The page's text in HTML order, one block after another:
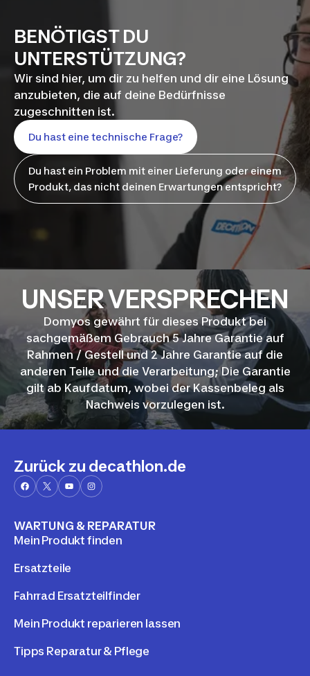
BENÖTIGST DU
UNTERSTÜTZUNG?
Wir sind hier, um dir zu helfen und dir eine Lösung
anzubieten, die auf deine Bedürfnisse
zugeschnitten ist.
Du hast eine technische Frage?
Du hast ein Problem mit einer Lieferung oder einem
Produkt, das nicht deinen Erwartungen entspricht?
UNSER VERSPRECHEN
Domyos gewährt für dieses Produkt bei
sachgemäßem Gebrauch 5 Jahre Garantie auf
Rahmen / Gestell und 2 Jahre Garantie auf die
anderen Teile und die Verarbeitung; Die Garantie
gilt ab Kaufdatum, wobei der Kassenbeleg als
Nachweis vorzulegen ist.
Zurück zu decathlon.de
WARTUNG & REPARATUR
Mein Produkt finden
Ersatzteile
Fahrrad Ersatzteilfinder
Mein Produkt reparieren lassen
Tipps Reparatur & Pflege